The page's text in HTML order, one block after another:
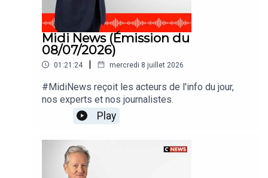
Midi News (Émission du
08/07/2026)
01:21:24 | mercredi 8 juillet 2026
#MidiNews reçoit les acteurs de l'info du jour,
nos experts et nos journalistes.
Play